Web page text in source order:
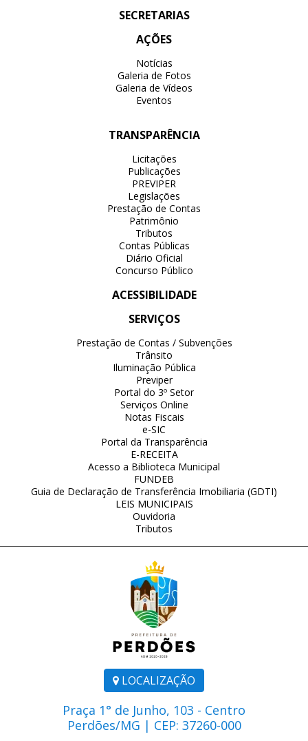
LOCALIZAÇÃO
Praça 1° de Junho, 103 - Centro
Perdões/MG | CEP: 37260-000
SECRETARIAS
AÇÕES
Notícias
Galeria de Fotos
Galeria de Vídeos
Eventos
TRANSPARÊNCIA
Licitações
Publicações
PREVIPER
Legislações
Prestação de Contas
Patrimônio
Tributos
Contas Públicas
Diário Oficial
Concurso Público
ACESSIBILIDADE
SERVIÇOS
Prestação de Contas / Subvenções
Trânsito
Iluminação Pública
Previper
Portal do 3º Setor
Serviços Online
Notas Fiscais
e-SIC
Portal da Transparência
E-RECEITA
Acesso a Biblioteca Municipal
FUNDEB
Guia de Declaração de Transferência Imobiliaria (GDTI)
LEIS MUNICIPAIS
Ouvidoria
Tributos